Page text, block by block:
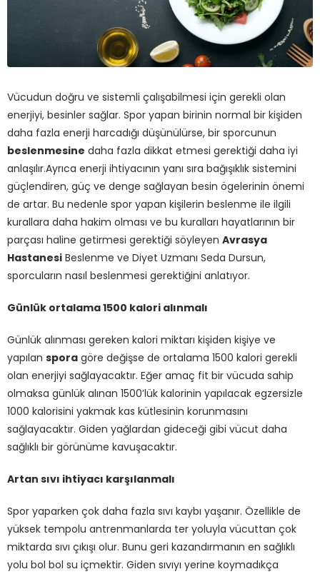
Vücudun doğru ve sistemli çalışabilmesi için gerekli olan
enerjiyi, besinler sağlar. Spor yapan birinin normal bir kişiden
daha fazla enerji harcadığı düşünülürse, bir sporcunun
beslenmesine daha fazla dikkat etmesi gerektiği daha iyi
anlaşılır.Ayrıca enerji ihtiyacının yanı sıra bağışıklık sistemini
güçlendiren, güç ve denge sağlayan besin ögelerinin önemi
de artar. Bu nedenle spor yapan kişilerin beslenme ile ilgili
kurallara daha hakim olması ve bu kuralları hayatlarının bir
parçası haline getirmesi gerektiği söyleyen Avrasya
Hastanesi Beslenme ve Diyet Uzmanı Seda Dursun,
sporcuların nasıl beslenmesi gerektiğini anlatıyor.
Günlük ortalama 1500 kalori alınmalı
Günlük alınması gereken kalori miktarı kişiden kişiye ve
yapılan spora göre değişse de ortalama 1500 kalori gerekli
olan enerjiyi sağlayacaktır. Eğer amaç fit bir vücuda sahip
olmaksa günlük alınan 1500’lük kalorinin yapılacak egzersizle
1000 kalorisini yakmak kas kütlesinin korunmasını
sağlayacaktır. Giden yağlardan gideceği gibi vücut daha
sağlıklı bir görünüme kavuşacaktır.
Artan sıvı ihtiyacı karşılanmalı
Spor yaparken çok daha fazla sıvı kaybı yaşanır. Özellikle de
yüksek tempolu antrenmanlarda ter yoluyla vücuttan çok
miktarda sıvı çıkışı olur. Bunu geri kazandırmanın en sağlıklı
yolu bol bol su içmektir. Giden sıvıyı yerine koymadıkça